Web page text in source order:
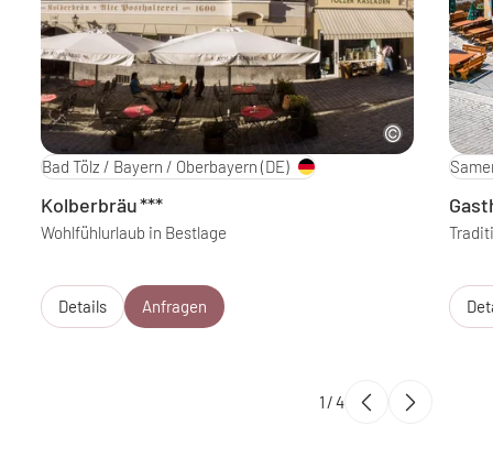
Bad Tölz / Bayern / Oberbayern (DE)
Kolberbräu***
Wohlfühlurlaub in Bestlage
Details Anfragen
1 /4